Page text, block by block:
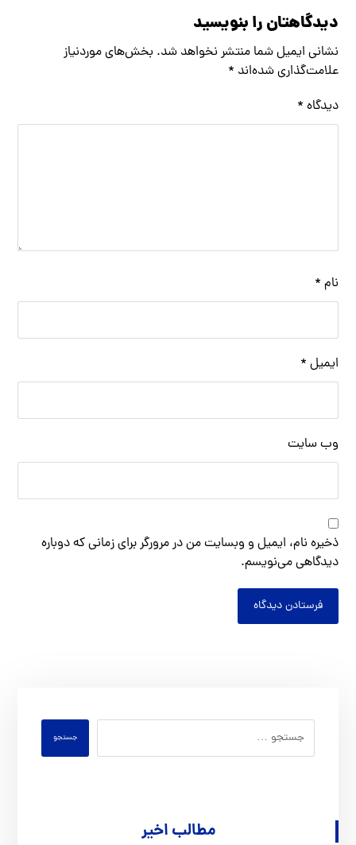
دیدگاهتان را بنویسید
نشانی ایمیل شما منتشر نخواهد شد. بخش‌های موردنیاز
علامت‌گذاری شده‌اند *
دیدگاه *
نام *
ایمیل *
وب‌ سایت
ذخیره نام، ایمیل و وبسایت من در مرورگر برای زمانی که دوباره
دیدگاهی می‌نویسم.
فرستادن دیدگاه
جستجو
مطالب اخیر